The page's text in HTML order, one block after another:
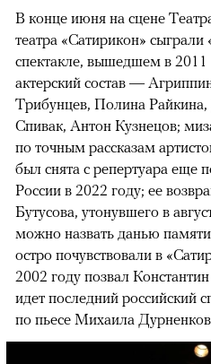
В конце июня на сцене
театра «Сатирикон»
спектакле, вышедшем в 2011
актерский состав —
Трибунцев, Полина
Спивак, Антон Кузнецов;
по точным рассказам
был снята с репертуара еще
России в 2022 году; ее
Бутусова, утонувшего в
можно назвать данью
остро почувствовали в
2002 году позвал
идет последний российский
по пьесе Михаила